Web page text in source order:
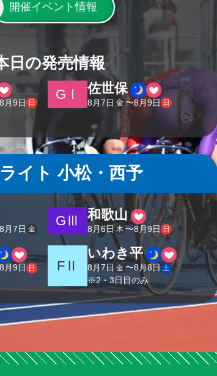
開催イベント情報
の発売情報
8 月9日 日
GⅠ 佐世保
8 月7日 金 〜8 月9日 日
イト 小松・西予
8 月7日 金
GⅢ 和歌山
8 月6日 木 〜8 月9日 日
8 月9日 日 FⅡ
いわき平
8月7日 金 〜8月8日 土
※2・3日目のみ